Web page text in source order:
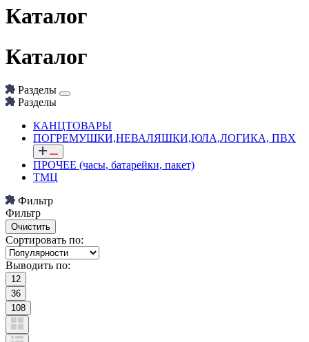
Каталог
Каталог
Разделы
Разделы
КАНЦТОВАРЫ
ПОГРЕМУШКИ,НЕВАЛЯШКИ,ЮЛА,ЛОГИКА, ПВХ
ПРОЧЕЕ (часы, батарейки, пакет)
ТМЦ
Фильтр
Фильтр
Сортировать по:
Выводить по:
12
36
108